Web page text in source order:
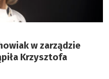
w zarządzie
Krzysztofa